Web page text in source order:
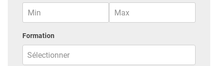
Formation